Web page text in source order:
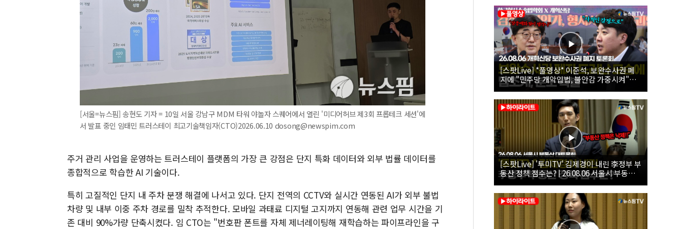
[서울=뉴스핌] 송현도 기자 = 10일 서울 강남구 MDM 타워 야놀자 스퀘어에서 열린 '미디어허브 제3회 프롭테크 세션'에
서 발표 중인 임태민 트러스테이 최고기술책임자(CTO)2026.06.10 dosong@newspim.com
주거 관리 사업을 운영하는 트러스테이 플랫폼의 가장 큰 강점은 단지 특화 데이터와 외부 법률 데이터를
종합적으로 학습한 AI 기술이다.
특히 고질적인 단지 내 주차 분쟁 해결에 나서고 있다. 단지 전역의 CCTV와 실시간 연동된 AI가 외부 불법
차량 및 내부 이중 주차 경로를 밀착 추적한다. 모바일 과태료 디지털 고지까지 연동해 관련 업무 시간을 기
존 대비 90%가량 단축시켰다. 임 CTO는 "번호판 폰트를 자체 제너레이팅해 재학습하는 파이프라인을 구
[스팟Live] *풀영상* 이준석, 보완수사권 폐
지에 "민주당 개악입법, 불안감 가중시켜"｜
26.08.06 개혁신당 보완수사권 폐지 토론회
[스팟Live] '투미TV' 김제경이 내린 李정부 부
동산 정책 점수는? | 26.08.06 서울시 부동산
대토론회